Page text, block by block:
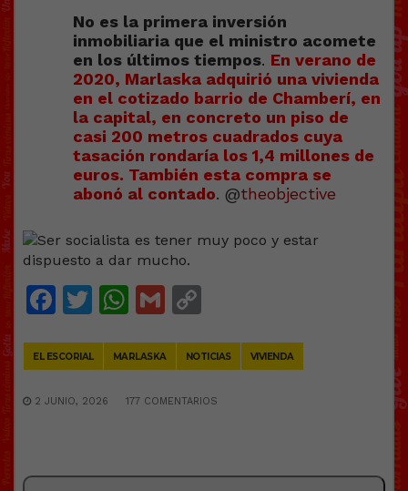
No es la primera inversión
inmobiliaria que el ministro acomete
en los últimos tiempos. En verano de
2020, Marlaska adquirió una vivienda
en el cotizado barrio de Chamberí, en
la capital, en concreto un piso de
casi 200 metros cuadrados cuya
tasación rondaría los 1,4 millones de
euros. También esta compra se
abonó al contado. @theobjective
Facebook
Twitter
WhatsApp
Gmail
EL ESCORIAL MARLASKA NOTICIAS VIVIENDA
2 JUNIO, 2026 177 COMENTARIOS